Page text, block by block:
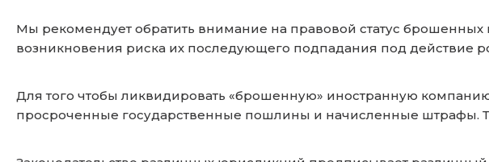
Мы рекомендует обратить внимание на правовой статус
возникновения риска их последующего подпадания под действие
Для того чтобы ликвидировать «брошенную» иностранную
просроченные государственные пошлины и начисленные штрафы.